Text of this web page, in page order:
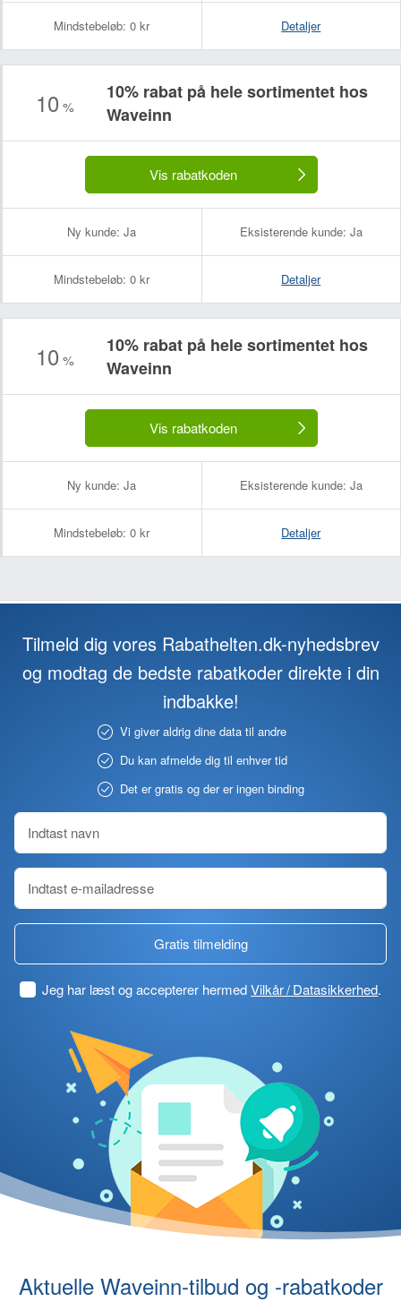
Mindstebeløb: 0 kr Detaljer
10 %
10% rabat på hele sortimentet hos
Waveinn
Vis rabatkoden
Ny kunde: Ja Eksisterende kunde: Ja
Mindstebeløb: 0 kr Detaljer
10 %
10% rabat på hele sortimentet hos
Waveinn
Vis rabatkoden
Ny kunde: Ja Eksisterende kunde: Ja
Mindstebeløb: 0 kr Detaljer
Tilmeld dig vores Rabathelten.dk-nyhedsbrev
og modtag de bedste rabatkoder direkte i din
indbakke!
Vi giver aldrig dine data til andre
Du kan afmelde dig til enhver tid
Det er gratis og der er ingen binding
Gratis tilmelding
Jeg har læst og accepterer hermedVilkår / Datasikkerhed.
Aktuelle Waveinn-tilbud og -rabatkoder